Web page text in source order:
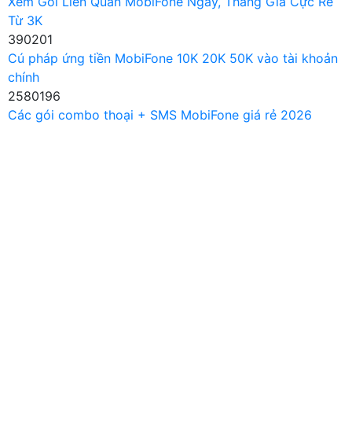
Từ 3K
390201
Cú pháp ứng tiền MobiFone 10K 20K 50K vào tài khoản
chính
2580196
Các gói combo thoại + SMS MobiFone giá rẻ 2026